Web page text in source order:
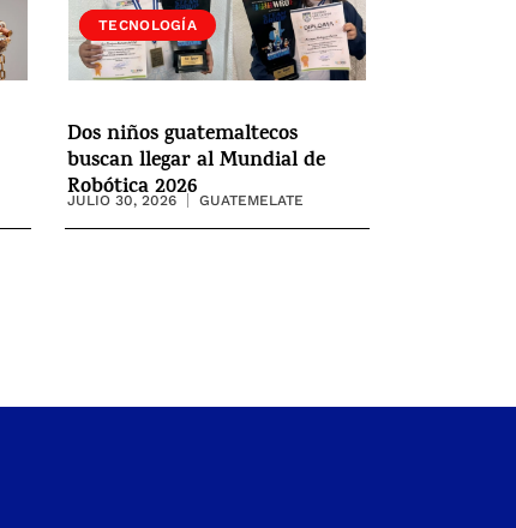
SOCIEDAD
TECNOLOGÍA
Dos niños guatemaltecos
buscan llegar al Mundial de
Robótica 2026
JULIO 30, 2026 GUATEMELATE